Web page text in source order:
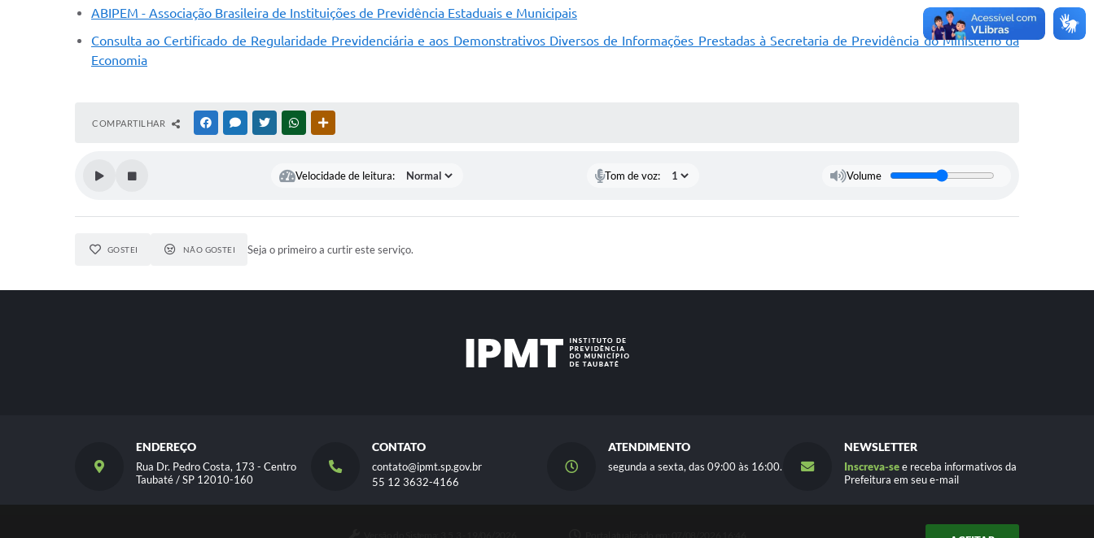
ABIPEM - Associação Brasileira de Instituições de Previdência Estaduais e Municipais
Consulta ao Certificado de Regularidade Previdenciária e aos Demonstrativos Diversos de Informações Prestadas à Secretaria de Previdência do Ministério da
Economia
COMPARTILHAR FACEBOOKMESSENGER
TWITTERWHATSAPP
Velocidade de leitura: Tom de voz: Volume
GOSTEI NÃO GOSTEI Seja o primeiro a curtir este serviço.
ENDEREÇO
Rua Dr. Pedro Costa, 173 - Centro
Taubaté / SP 12010-160
CONTATO
contato@ipmt.sp.gov.br
55 12 3632-4166
ATENDIMENTO
segunda a sexta, das 09:00 às 16:00.
NEWSLETTER
Inscreva-see receba informativos da
Prefeitura em seu e-mail